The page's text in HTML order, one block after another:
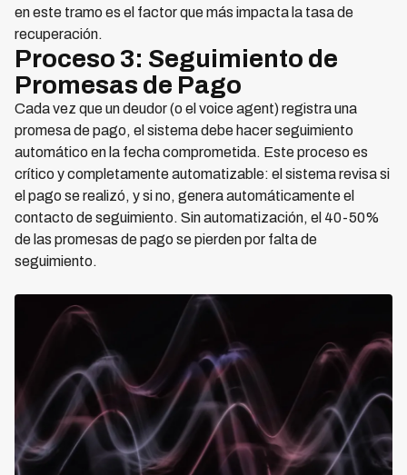
en este tramo es el factor que más impacta la tasa de
recuperación.
Proceso 3: Seguimiento de
Promesas de Pago
Cada vez que un deudor (o el voice agent) registra una
promesa de pago, el sistema debe hacer seguimiento
automático en la fecha comprometida. Este proceso es
crítico y completamente automatizable: el sistema revisa si
el pago se realizó, y si no, genera automáticamente el
contacto de seguimiento. Sin automatización, el 40-50%
de las promesas de pago se pierden por falta de
seguimiento.